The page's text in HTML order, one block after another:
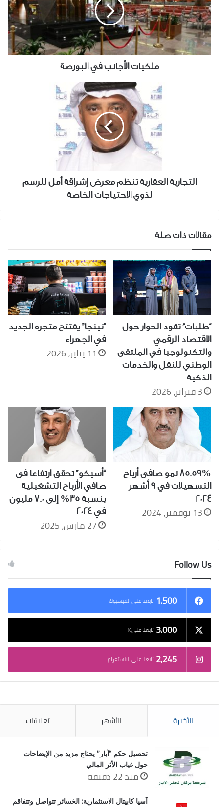
البورصة
ملكيات الأجانب في البورصة
الاحتياجات
الخاصة
التجارية العقارية تنظم معرض إشراقة أمل للرسم
لذوي الاحتياجات الخاصة
مقالات ذات صلة
“طلبات” تقود الحوار حول
الاقتصاد الرقمي
والتكنولوجيا في الملتقى
الوطني للنقل والخدمات
الذكية
3 فبراير، 2026
“نينجا” يفتتح متجره الجديد
في الجهراء
11 يناير، 2026
85.59% نمو صافي أرباح
التسهيلات في 9 أشهر
2024
13 نوفمبر، 2024
“أسيكو” تحقق ارتفاعا في
صافي الأرباح التشغيلية
بنسبة 35% إلى 7.0 مليون
في 2024
27 مارس، 2025
Follow Us
1٬500 تابعنا على الفيسبوك
3٬000 تابعنا على X
2٬245 تابعنا على الانستغرام
الأخيرة الأشهر تعليقات
تحصيل حكم “آبار” يحتاج مزيد من الإيضاحات
حول غياب الأثر المالي
منذ 22 دقيقة
آسيا كابيتال الاستثمارية: الخسائر تتواصل وتتفاقم